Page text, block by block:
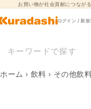
コンテンツに進
む
お買い物が社会貢献につなが
ログイン / 新規
ホーム › 飲料 › その他飲